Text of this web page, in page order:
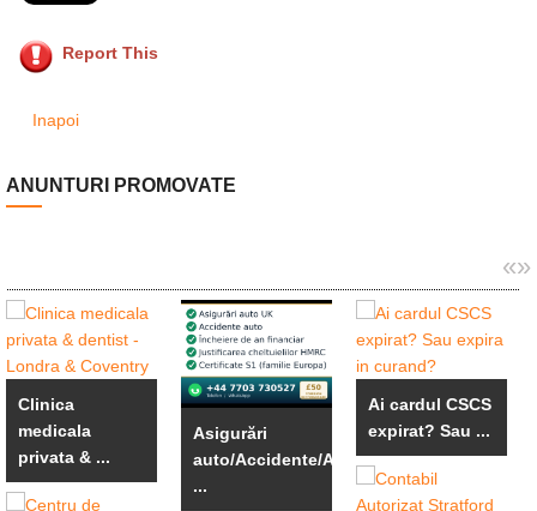
Report This
Inapoi
ANUNTURI PROMOVATE
«»
Clinica
medicala
privata & ...
Asigurări
auto/Accidente/An
...
Ai cardul CSCS
expirat? Sau ...